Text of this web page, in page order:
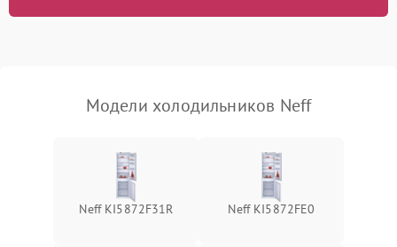
работе
2000 ₽ Подробнее →
Модели холодильников Neff
Neff KI5872F31R Neff KI5872FE0